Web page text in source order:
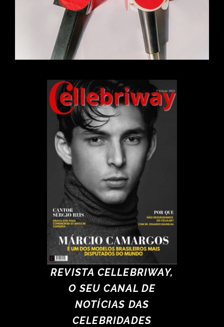
REVISTA CELLEBRIWAY,
O SEU CANAL DE
NOTÍCIAS DAS
CELEBRIDADES